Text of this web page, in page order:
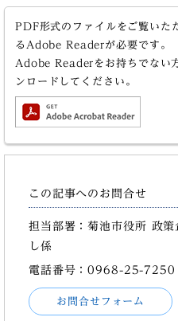
PDF形式のファイルをご覧い
るAdobe Readerが必要です。
Adobe Readerをお持ちでない
ンロードしてください。
この記事へのお問合せ
担当部署：菊池市役所 政
し係
電話番号：0968-25-7250
お問合せフォーム